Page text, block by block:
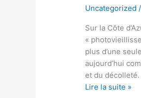
Uncategorized /
Sur la Côte
«
plus d’une
aujourd’hui
et du décolleté.
décolleté
Pourquoi
combiner
Laser
et
Acide
Hyaluronique
Lire la suite »